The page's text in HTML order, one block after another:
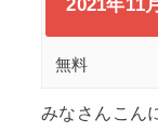
2021年11
無料
みなさんこん